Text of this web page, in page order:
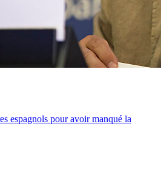
espagnols pour avoir manqué la